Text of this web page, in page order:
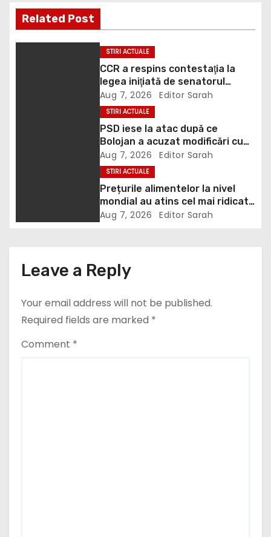
s
t
o
Related Post
STIRI ACTUALE
CCR a respins contestaţia la
legea iniţiată de senatorul
Zamfir de la PSD, care permite
reluarea construcţiei
hidrocentralelor din zonele
protejate
Aug 7, 2026 Editor Sarah
STIRI ACTUALE
PSD iese la atac după ce
Bolojan a acuzat modificări cu
țintă politică la Legea ANI: O
minciună grosolană prin care
încearcă să acopere culpa PNL-
USR
Aug 7, 2026 Editor Sarah
STIRI ACTUALE
Prețurile alimentelor la nivel
mondial au atins cel mai ridicat
nivel din ultimii peste trei ani. În
războiul din Ucraina va perturba
din nou exporturile prin Marea
Aug 7, 2026 Editor Sarah
Leave a Reply
Your email address will not be published.
Required fields are marked *
Comment *